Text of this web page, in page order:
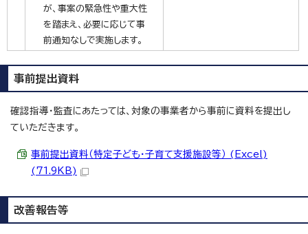
が、事案の緊急性や重大性
を踏まえ、必要に応じて事
前通知なしで実施します。
事前提出資料
確認指導・監査にあたっては、対象の事業者から事前に資料を提出し
ていただきます。
事前提出資料（特定子ども・子育て支援施設等） (Excel)
(71.9KB)
改善報告等